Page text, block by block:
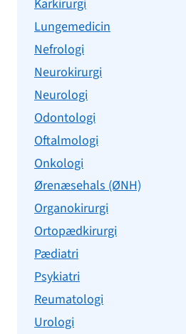
Karkirurgi
Lungemedicin
Nefrologi
Neurokirurgi
Neurologi
Odontologi
Oftalmologi
Onkologi
Ørenæsehals (ØNH)
Organokirurgi
Ortopædkirurgi
Pædiatri
Psykiatri
Reumatologi
Urologi